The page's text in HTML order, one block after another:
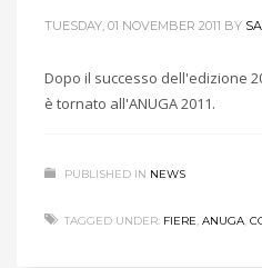
TUESDAY, 01 NOVEMBER 2011 BY
Dopo il successo dell'edizione
è tornato all'ANUGA 2011.
PUBLISHED IN NEWS
TAGGED UNDER: FIERE, ANUGA,